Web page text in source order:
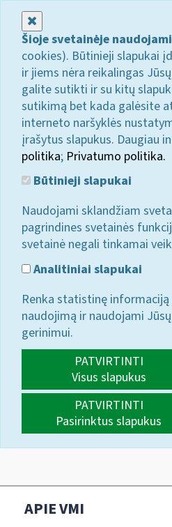
Šioje svetainėje
cookies). Būtinieji slapukai
ir jiems nėra reikalingas
galite sutikti ir su kitų
sutikimą bet kada galėsite
interneto naršyklės
įrašytus slapukus. Daugiau
politika; Privatumo politika.
Būtinieji slapukai
Naudojami sklandžiam
pagrindines svetainės
svetainė negali tinkamai
Analitiniai slapukai
Renka statistinę informaciją
naudojimą ir naudojami
gerinimui.
PATVIRTINTI
Visus slapukus
PATVIRTINTI
Pasirinktus slapukus
APIE VMI